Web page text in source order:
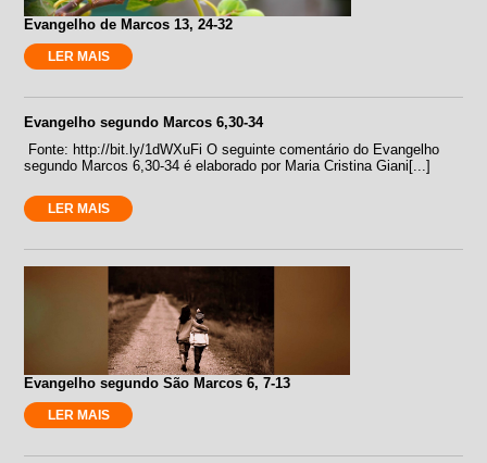
Evangelho de Marcos 13, 24-32
LER MAIS
Evangelho segundo Marcos 6,30-34
Fonte: http://bit.ly/1dWXuFi O seguinte comentário do Evangelho
segundo Marcos 6,30-34 é elaborado por Maria Cristina Giani[...]
LER MAIS
Evangelho segundo São Marcos 6, 7-13
LER MAIS